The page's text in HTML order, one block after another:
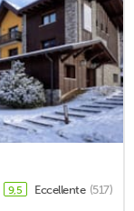
9,5 Eccellente (517)